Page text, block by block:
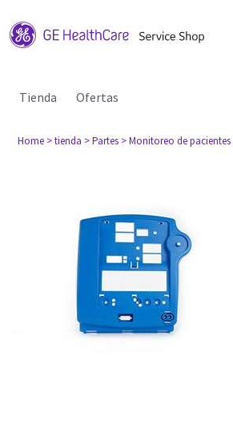
Tienda Ofertas
Home > tienda > Partes > Monitoreo de pacientes